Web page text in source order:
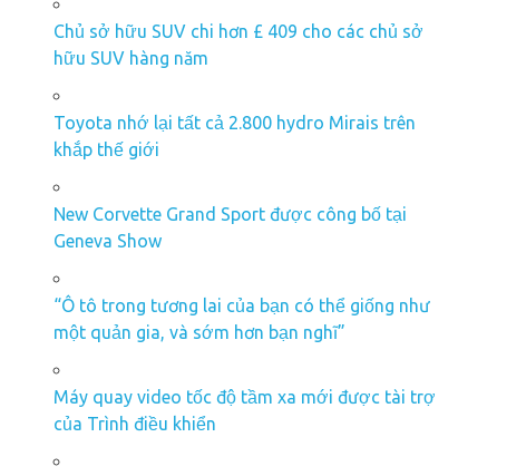
Chủ sở hữu SUV chi hơn £ 409 cho các chủ sở
hữu SUV hàng năm
Toyota nhớ lại tất cả 2.800 hydro Mirais trên
khắp thế giới
New Corvette Grand Sport được công bố tại
Geneva Show
“Ô tô trong tương lai của bạn có thể giống như
một quản gia, và sớm hơn bạn nghĩ”
Máy quay video tốc độ tầm xa mới được tài trợ
của Trình điều khiển